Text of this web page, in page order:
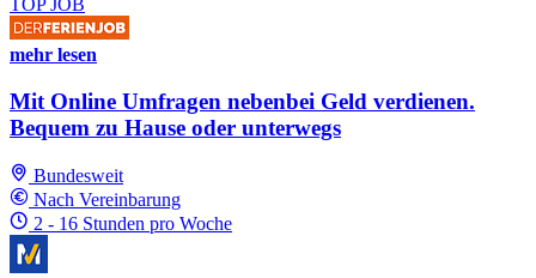
mehr lesen
Mit Online Umfragen nebenbei Geld verdienen.
Bequem zu Hause oder unterwegs
Bundesweit
Nach Vereinbarung
2 - 16 Stunden pro Woche